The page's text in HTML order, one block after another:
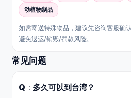
动植物制品
如需寄送特殊物品，建议先咨询客服确
避免退运/销毁/罚款风险。
常见问题
Q：多久可以到台湾？